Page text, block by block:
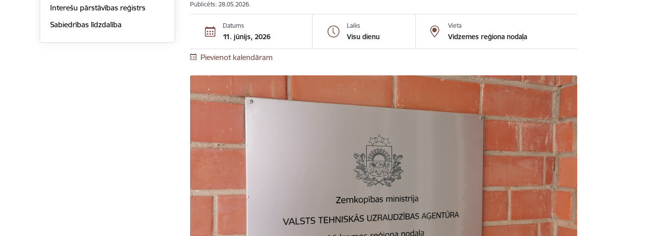
Interešu pārstāvības reģistrs
Sabiedrības līdzdalība
Publicēts: 28.05.2026.
Datums
11. jūnijs, 2026
Laiks
Visu dienu
Vieta
Vidzemes reģiona nodaļa
Pievienot kalendāram